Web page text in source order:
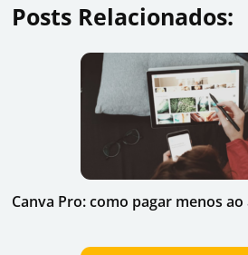
Posts Relacionados:
Canva Pro: como pagar menos ao